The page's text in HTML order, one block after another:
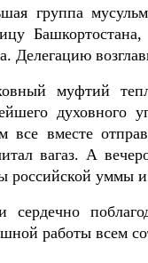
группа
Делегацию
муфтий
духовного
все вместе
вагаз. А
российской уммы
сердечно
работы всем